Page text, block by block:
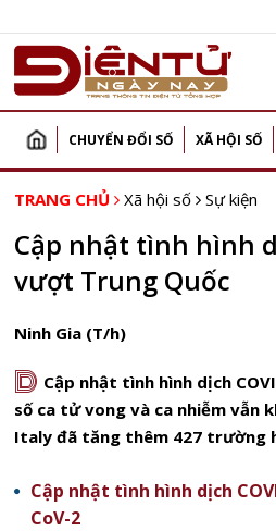
CHUYỂN ĐỔI SỐ XÃ HỘI SỐ
TRANG CHỦ Xã hội số Sự kiện
Cập nhật tình hình
vượt Trung Quốc
Ninh Gia (T/h)
D Cập nhật tình hình dịch
số ca tử vong và ca nhiễm vẫn
Italy đã tăng thêm 427 trường
Cập nhật tình hình dịch
CoV-2